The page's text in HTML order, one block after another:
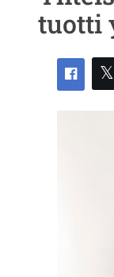
tuotti